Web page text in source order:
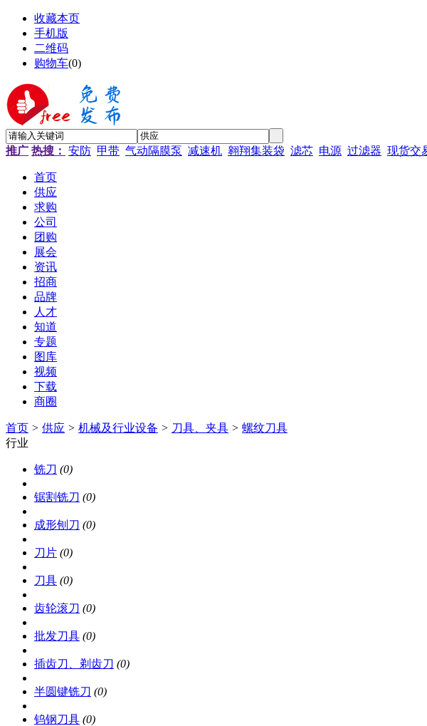
收藏本页
手机版
二维码
购物车(0)
推广 热搜： 安防 甲带 气动隔膜泵 减速机 翱翔集装袋 滤芯 电源 过滤器 现货交
首页
供应
求购
公司
团购
展会
资讯
招商
品牌
人才
知道
专题
图库
视频
下载
商圈
首页 > 供应 > 机械及行业设备 > 刀具、夹具 > 螺纹刀具
行业
铣刀 (0)
锯割铣刀 (0)
成形刨刀 (0)
刀片 (0)
刀具 (0)
齿轮滚刀 (0)
批发刀具 (0)
插齿刀、剃齿刀 (0)
半圆键铣刀 (0)
钨钢刀具 (0)